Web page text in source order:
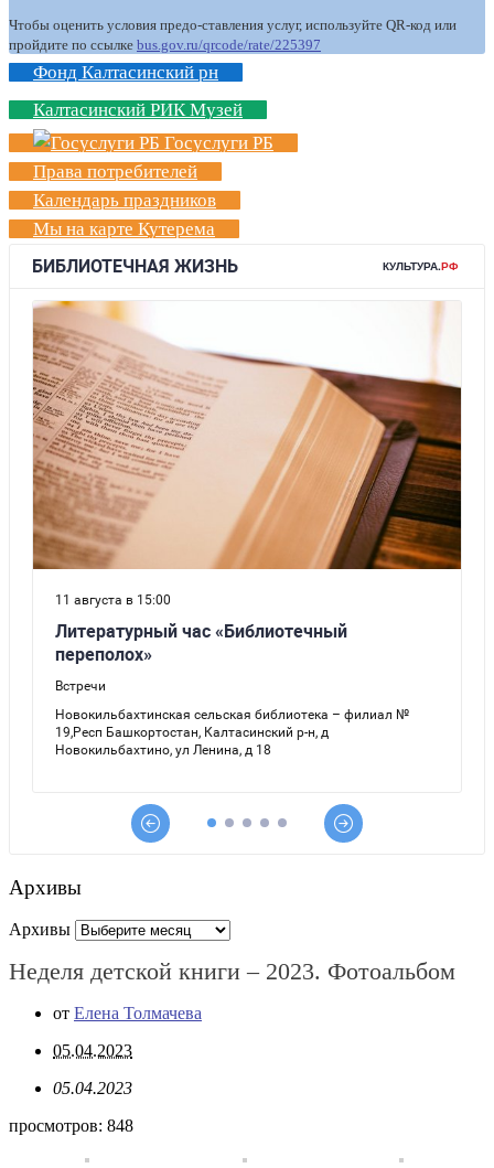
Чтобы оценить условия предо-ставления услуг, используйте QR-код или
пройдите по ссылке bus.gov.ru/qrcode/rate/225397
Фонд Калтасинский рн
Калтасинский РИК Музей
Госуслуги РБ
Права потребителей
Календарь праздников
Мы на карте Кутерема
Архивы
Архивы
Неделя детской книги – 2023. Фотоальбом
от Елена Толмачева
05.04.2023
05.04.2023
просмотров: 848